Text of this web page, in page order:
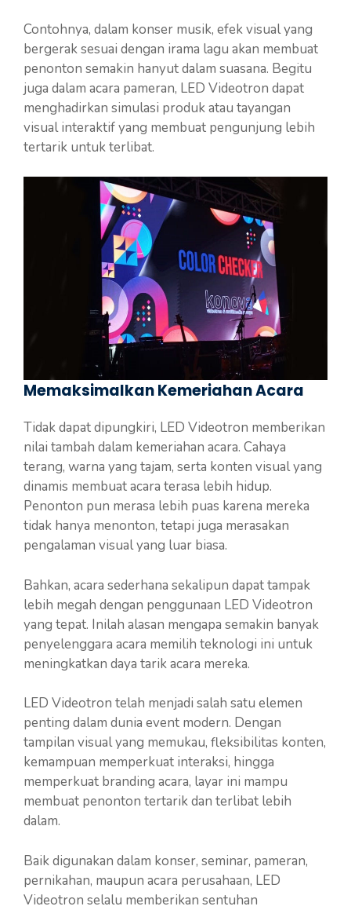
Contohnya, dalam konser musik, efek visual yang
bergerak sesuai dengan irama lagu akan membuat
penonton semakin hanyut dalam suasana. Begitu
juga dalam acara pameran, LED Videotron dapat
menghadirkan simulasi produk atau tayangan
visual interaktif yang membuat pengunjung lebih
tertarik untuk terlibat.
Memaksimalkan Kemeriahan Acara
Tidak dapat dipungkiri, LED Videotron memberikan
nilai tambah dalam kemeriahan acara. Cahaya
terang, warna yang tajam, serta konten visual yang
dinamis membuat acara terasa lebih hidup.
Penonton pun merasa lebih puas karena mereka
tidak hanya menonton, tetapi juga merasakan
pengalaman visual yang luar biasa.
Bahkan, acara sederhana sekalipun dapat tampak
lebih megah dengan penggunaan LED Videotron
yang tepat. Inilah alasan mengapa semakin banyak
penyelenggara acara memilih teknologi ini untuk
meningkatkan daya tarik acara mereka.
LED Videotron telah menjadi salah satu elemen
penting dalam dunia event modern. Dengan
tampilan visual yang memukau, fleksibilitas konten,
kemampuan memperkuat interaksi, hingga
memperkuat branding acara, layar ini mampu
membuat penonton tertarik dan terlibat lebih
dalam.
Baik digunakan dalam konser, seminar, pameran,
pernikahan, maupun acara perusahaan, LED
Videotron selalu memberikan sentuhan